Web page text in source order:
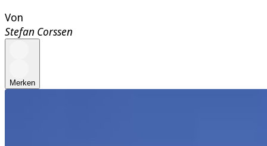
Von
Stefan Corssen
Merken